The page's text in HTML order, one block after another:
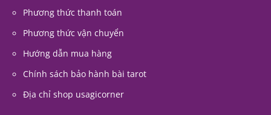
Phương thức thanh toán
Phương thức vận chuyển
Hướng dẫn mua hàng
Chính sách bảo hành bài tarot
Địa chỉ shop usagicorner